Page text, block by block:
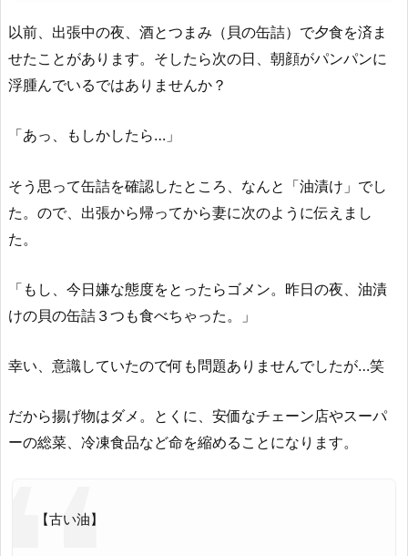
以前、出張中の夜、酒とつまみ（貝の缶詰）で夕食を済ま
せたことがあります。そしたら次の日、朝顔がパンパンに
浮腫んでいるではありませんか？
「あっ、もしかしたら…」
そう思って缶詰を確認したところ、なんと「油漬け」でし
た。ので、出張から帰ってから妻に次のように伝えまし
た。
「もし、今日嫌な態度をとったらゴメン。昨日の夜、油漬
けの貝の缶詰３つも食べちゃった。」
幸い、意識していたので何も問題ありませんでしたが…笑
だから揚げ物はダメ。とくに、安価なチェーン店やスーパ
ーの総菜、冷凍食品など命を縮めることになります。
【古い油】